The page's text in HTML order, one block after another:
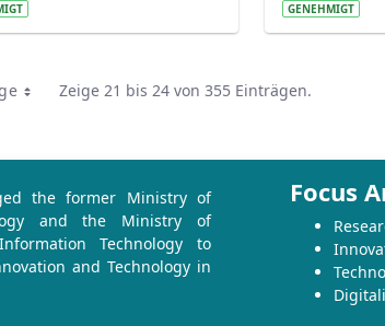
GENEHMIGT
Seite Zeige 21 bis 24 von 355 Einträgen.
the former Ministry of
and the Ministry of
Technology to
and Technology in
Focus